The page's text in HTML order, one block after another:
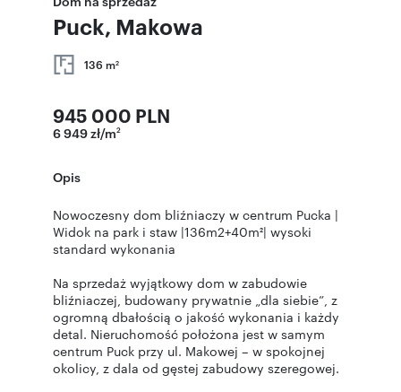
Puck, Makowa
136 m2
945 000 PLN
6 949 zł/m2
Opis
Nowoczesny dom bliźniaczy w centrum Pucka |
Widok na park i staw |136m2+40m²| wysoki
standard wykonania
Na sprzedaż wyjątkowy dom w zabudowie
bliźniaczej, budowany prywatnie „dla siebie”, z
ogromną dbałością o jakość wykonania i każdy
detal. Nieruchomość położona jest w samym
centrum Puck przy ul. Makowej – w spokojnej
okolicy, z dala od gęstej zabudowy szeregowej.